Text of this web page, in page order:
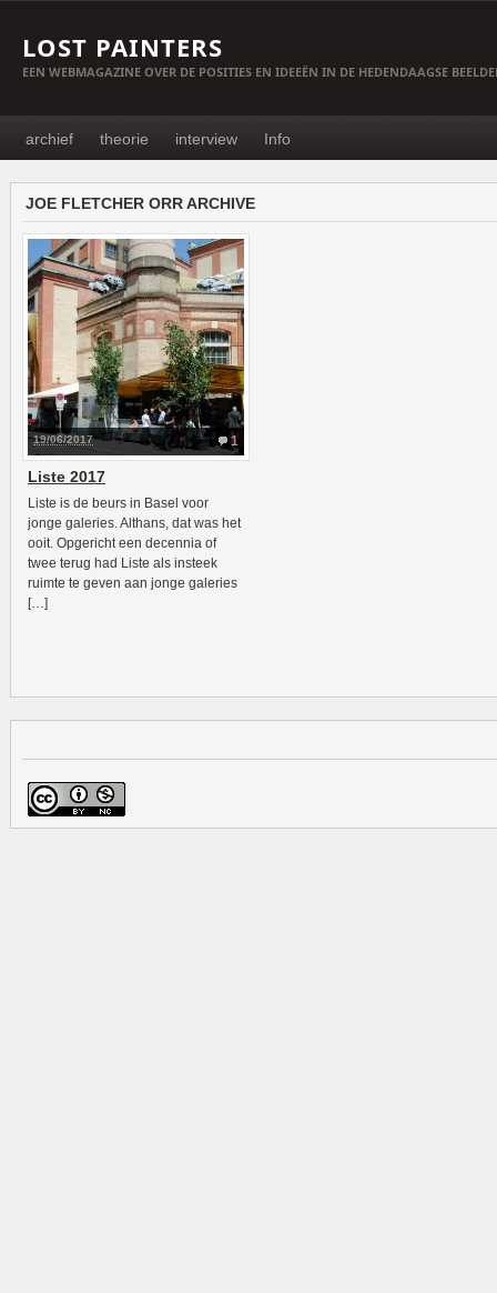
LOST PAINTERS
EEN WEBMAGAZINE OVER DE POSITIES EN IDEEËN IN DE HEDENDAAGSE
archief theorie interview Info
JOE FLETCHER ORR ARCHIVE
1
19/06/2017
Liste 2017
Liste is de beurs in Basel voor
jonge galeries. Althans, dat was het
ooit. Opgericht een decennia of
twee terug had Liste als insteek
ruimte te geven aan jonge galeries
[…]